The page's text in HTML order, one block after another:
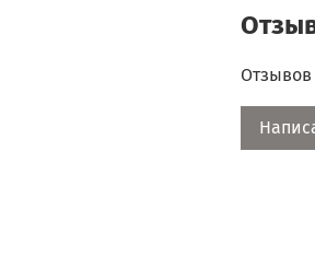
Отзывов